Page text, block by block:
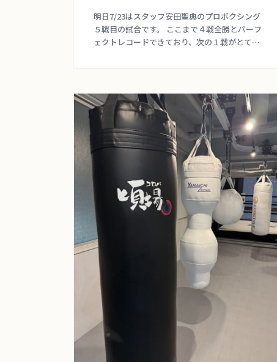
明日7/23はスタッフ安田聖典のプロボクシング
５戦目の試合です。 ここまで４戦全勝とパーフ
ェクトレコードできており、次の１戦がとても